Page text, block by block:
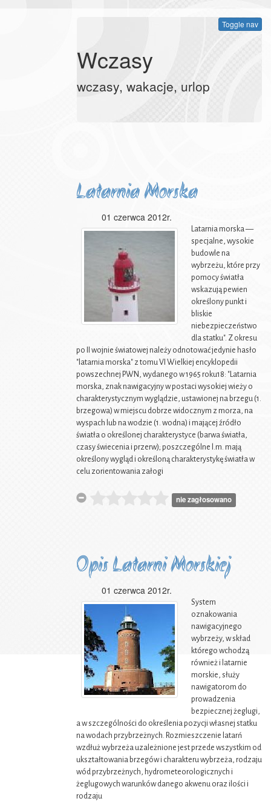
Toggle nav
Wczasy
wczasy, wakacje, urlop
Latarnia Morska
01 czerwca 2012r.
Latarnia morska —
specjalne, wysokie
budowle na
wybrzeżu, które przy
pomocy światła
wskazują pewien
określony punkt i
bliskie
niebezpieczeństwo
dla statku". Z okresu
po II wojnie światowej należy odnotować jedynie hasło
"latarnia morska" z tomu VI Wielkiej encyklopedii
powszechnej PWN, wydanego w 1965 roku18: "Latarnia
morska, znak nawigacyjny w postaci wysokiej wieży o
charakterystycznym wyglądzie, ustawionej na brzegu (1.
brzegowa) w miejscu dobrze widocznym z morza, na
wyspach lub na wodzie (1. wodna) i mającej źródło
światła o określonej charakterystyce (barwa światła,
czasy świecenia i przerw); poszczególne l.m. mają
określony wygląd i określoną charakterystykę światła w
celu zorientowania załogi
nie zagłosowano
Opis Latarni Morskiej
01 czerwca 2012r.
System
oznakowania
nawigacyjnego
wybrzeży, w skład
którego wchodzą
również i latarnie
morskie, służy
nawigatorom do
prowadzenia
bezpiecznej żeglugi,
a w szczególności do określenia pozycji własnej statku
na wodach przybrzeżnych. Rozmieszczenie latarń
wzdłuż wybrzeża uzależnione jest przede wszystkim od
ukształtowania brzegów i charakteru wybrzeża, rodzaju
wód przybrzeżnych, hydrometeorologicznych i
żeglugowych warunków danego akwenu oraz ilości i
rodzaju